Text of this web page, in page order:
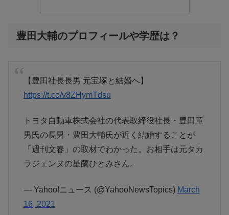
豊田大輔のプロフィールや学歴は？
【豊田社長長男 元宝塚と結婚へ】
https://t.co/v8ZHymTdsu
トヨタ自動車株式会社の代表取締役社長・豊田章
男氏の長男・豊田大輔氏が近く結婚することが
「週刊文春」の取材でわかった。お相手は元タカ
ラジェンヌの星蘭ひとみさん。
— Yahoo!ニュース (@YahooNewsTopics) March
16, 2021